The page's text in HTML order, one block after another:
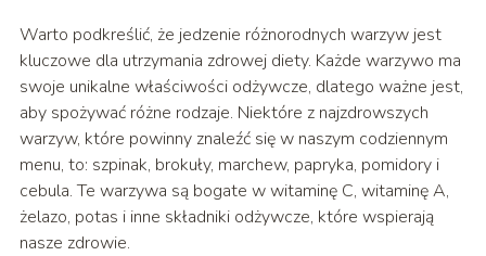
Warto podkreślić, że jedzenie różnorodnych warzyw jest
kluczowe dla utrzymania zdrowej diety. Każde warzywo ma
swoje unikalne właściwości odżywcze, dlatego ważne jest,
aby spożywać różne rodzaje. Niektóre z najzdrowszych
warzyw, które powinny znaleźć się w naszym codziennym
menu, to: szpinak, brokuły, marchew, papryka, pomidory i
cebula. Te warzywa są bogate w witaminę C, witaminę A,
żelazo, potas i inne składniki odżywcze, które wspierają
nasze zdrowie.